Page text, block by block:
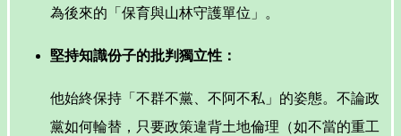
為後來的「保育與山林守護單位」。
堅持知識份子的批判獨立性：
他始終保持「不群不黨、不阿不私」的姿態。不論政
黨如何輪替，只要政策違背土地倫理（如不當的重工